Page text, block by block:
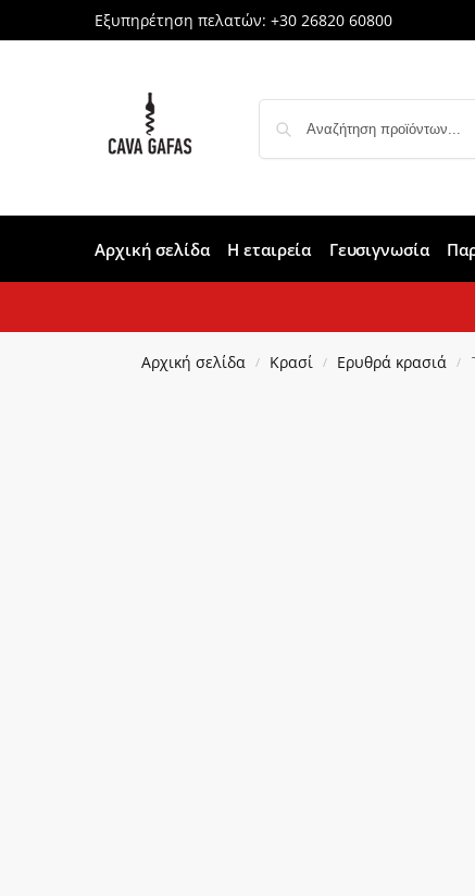
Εξυπηρέτηση πελατών: +30 26820 60800
Αρχική σελίδα Η εταιρεία Γευσιγνωσία
Αρχική σελίδα / Κρασί / Ερυθρά κρασιά /